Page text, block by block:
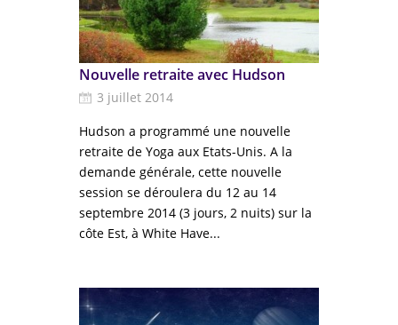
Nouvelle retraite avec Hudson
3 juillet 2014
Hudson a programmé une nouvelle
retraite de Yoga aux Etats-Unis. A la
demande générale, cette nouvelle
session se déroulera du 12 au 14
septembre 2014 (3 jours, 2 nuits) sur la
côte Est, à White Have...